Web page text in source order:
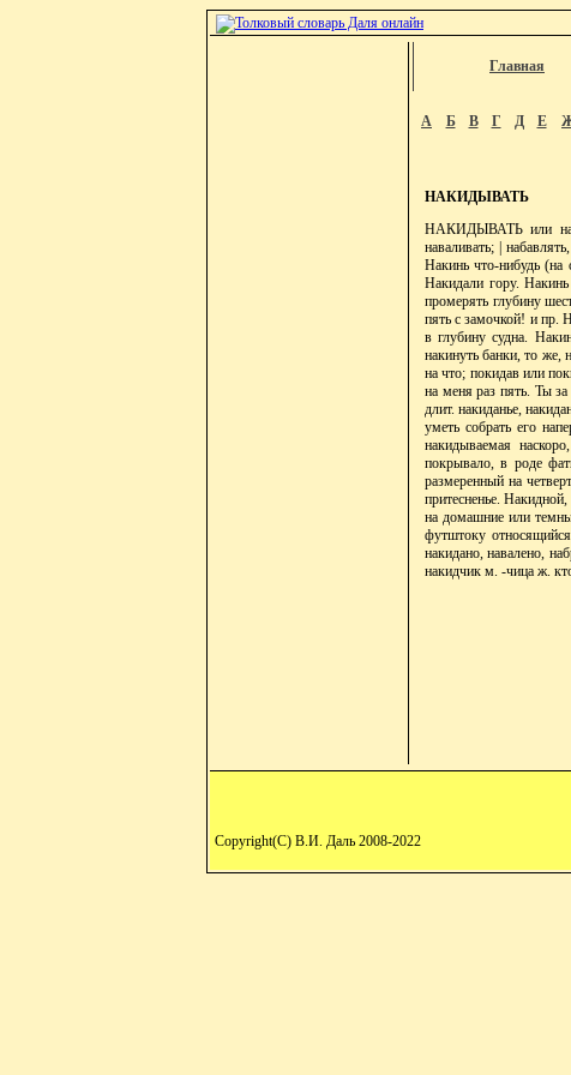
Главная
А Б В Г Д Е
НАКИДЫВАТЬ
НАКИДЫВАТЬ или
наваливать; |
Накинь что-нибудь (на
Накидали гору.
промерять глубину
пять с замочкой! и пр.
в глубину судна.
накинуть банки, то же,
на что; покидав или
на меня раз пять. Ты
длит. накиданье,
уметь собрать его
накидываемая
покрывало, в роде
размеренный на
притесненье.
на домашние или
футштоку
накидано, навалено,
накидчик м. -чица ж.
Copyright(C) В.И. Даль 2008-2022